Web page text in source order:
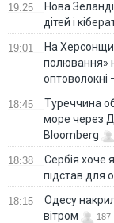
19:25
Нова
дітей і
19:01
На
полювання»
18:45
Туреччина
море через
Bloomberg
18:38
Сербія хоче
підстав для
18:15
Одесу
вітром
187